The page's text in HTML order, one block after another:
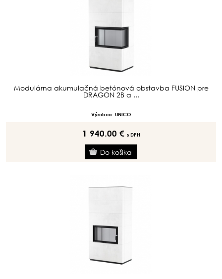
Modulárna akumulačná betónová obstavba FUSION pre
DRAGON 2B a ...
Výrobca: UNICO
1 940.00 € s DPH